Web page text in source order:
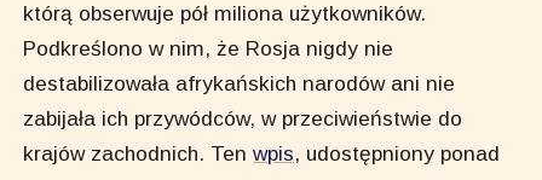
którą obserwuje pół miliona użytkowników.
Podkreślono w nim, że Rosja nigdy nie
destabilizowała afrykańskich narodów ani nie
zabijała ich przywódców, w przeciwieństwie do
krajów zachodnich. Tenwpis, udostępniony ponad